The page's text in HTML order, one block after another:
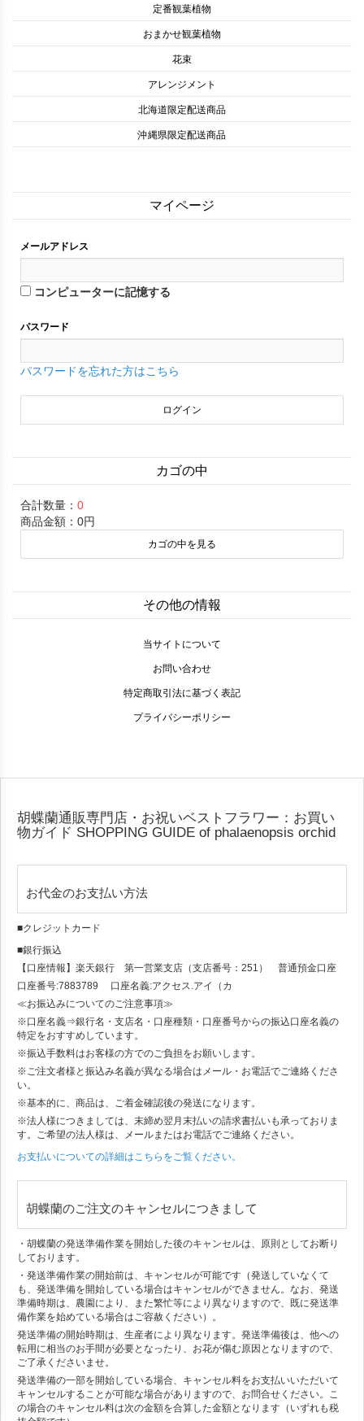
定番観葉植物
おまかせ観葉植物
花束
アレンジメント
北海道限定配送商品
沖縄県限定配送商品
マイページ
メールアドレス
コンピューターに記憶する
パスワード
パスワードを忘れた方はこちら
カゴの中
合計数量： 0
商品金額： 0円
カゴの中を見る
その他の情報
当サイトについて
お問い合わせ
特定商取引法に基づく表記
プライバシーポリシー
胡蝶蘭通販専門店・お祝いベストフラワー：お買い
物ガイド SHOPPING GUIDE of phalaenopsis orchid
お代金のお支払い方法
■クレジットカード
■銀行振込
【口座情報】楽天銀行 第一営業支店（支店番号：251） 普通預金口座
口座番号:7883789 口座名義:アクセス.アイ（カ
≪お振込みについてのご注意事項≫
※口座名義⇒銀行名・支店名・口座種類・口座番号からの振込口座名義の
特定をおすすめしています。
※振込手数料はお客様の方でのご負担をお願いします。
※ご注文者様と振込み名義が異なる場合はメール・お電話でご連絡くださ
い。
※基本的に、商品は、ご着金確認後の発送になります。
※法人様につきましては、末締め翌月末払いの請求書払いも承っておりま
す。ご希望の法人様は、メールまたはお電話でご連絡ください。
お支払いについての詳細はこちらをご覧ください。
胡蝶蘭のご注文のキャンセルにつきまして
・胡蝶蘭の発送準備作業を開始した後のキャンセルは、原則としてお断り
しております。
・発送準備作業の開始前は、キャンセルが可能です（発送していなくて
も、発送準備を開始している場合はキャンセルができません。なお、発送
準備時期は、農園により、また繁忙等により異なりますので、既に発送準
備作業を始めている場合はご容赦ください）。
発送準備の開始時期は、生産者により異なります。発送準備後は、他への
転用に相当のお手間が必要となったり、お花が傷む原因となりますので、
ご了承くださいませ。
発送準備の一部を開始している場合、キャンセル料をお支払いいただいて
キャンセルすることが可能な場合がありますので、お問合せください。こ
の場合のキャンセル料は次の金額を合算した金額となります（いずれも税